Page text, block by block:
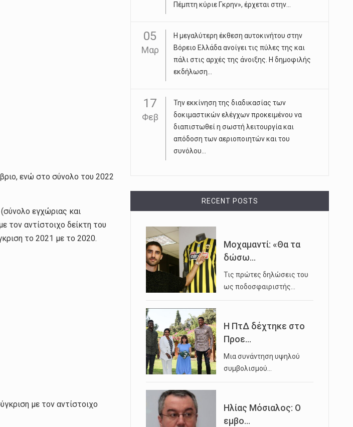
ενώ στο σύνολο του 2022
εγχώριας και
τον αντίστοιχο δείκτη του
το 2021 με το 2020.
με τον αντίστοιχο
Πέμπτη κύριε Γκρην», έρχεται στην...
05
Μαρ
Η μεγαλύτερη έκθεση αυτοκινήτου στην
Βόρειο Ελλάδα ανοίγει τις πύλες της και
πάλι στις αρχές της άνοιξης. Η δημοφιλής
εκδήλωση...
17
Φεβ
Την εκκίνηση της διαδικασίας των
δοκιμαστικών ελέγχων προκειμένου να
διαπιστωθεί η σωστή λειτουργία και
απόδοση των αεριοποιητών και του
συνόλου...
RECENT POSTS
Μοχαμαντί: «Θα τα
δώσω...
Τις πρώτες δηλώσεις του
ως ποδοσφαιριστής…
Η ΠτΔ δέχτηκε στο
Προε...
Μια συνάντηση υψηλού
συμβολισμού…
Ηλίας Μόσιαλος: Ο
εμβο...